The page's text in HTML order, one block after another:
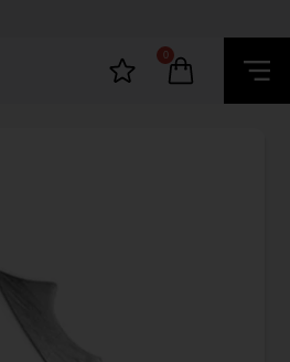
0